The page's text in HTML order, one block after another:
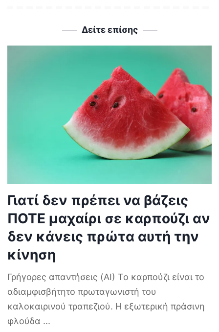
Δείτε επίσης
Γιατί δεν πρέπει να βάζεις
ΠΟΤΕ μαχαίρι σε καρπούζι αν
δεν κάνεις πρώτα αυτή την
κίνηση
Γρήγορες απαντήσεις (AI) Το καρπούζι είναι το
αδιαμφισβήτητο πρωταγωνιστή του
καλοκαιρινού τραπεζιού. Η εξωτερική πράσινη
φλούδα ...